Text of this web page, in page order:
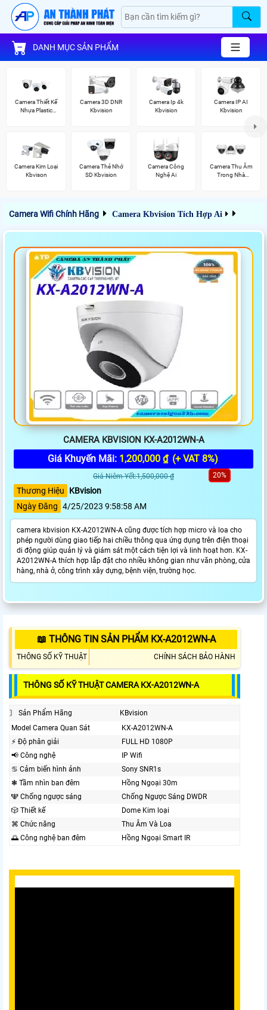
DANH MỤC SẢN PHẨM
Camera Thiết Kế
Nhựa Plastic
Camera 3D DNR
Kbvision
Camera Ip 4k
Kbvision
Camera IP AI
Kbvision
Camera Kim Loại
Kbvison
Camera Thẻ Nhớ
SD Kbvision
Camera Công
Nghệ Ai
Camera Thu Âm
Trong Nhà
Camera Wifi Chính Hãng Camera Kbvision Tích Hợp Ai
CAMERA KBVISION KX-A2012WN-A
Giá Khuyến Mãi: 1,200,000 ₫ (+ VAT 8%)
Giá Niêm Yết:1,500,000 ₫ 20%
Thương Hiệu
KBvision
Ngày Đăng 4/25/2023 9:58:58 AM
camera kbvision KX-A2012WN-A cũng được tích hợp micro và loa cho
phép người dùng giao tiếp hai chiều thông qua ứng dụng trên điện thoại
di động giúp quản lý và giám sát một cách tiện lợi và linh hoạt hơn. KX-
A2012WN-A thích hợp lắp đặt cho nhiều không gian như văn phòng, cửa
hàng, nhà ở, công trình xây dựng, bệnh viện, trường học.
📖 THÔNG TIN SẢN PHẨM KX-A2012WN-A
THÔNG SỐ KỸ THUẬT CHÍNH SÁCH BẢO HÀNH
THÔNG SỐ KỸ THUẬT CAMERA KX-A2012WN-A
〙 Sản Phẩm Hãng
KBvision
Model Camera Quan Sát
KX-A2012WN-A
️⚡ Độ phân giải
FULL HD 1080P
📢 Công nghệ
IP Wifi
♋ Cảm biến hình ảnh
Sony SNR1s
❃ Tầm nhìn ban đêm
Hồng Ngoại 30m
🕎 Chống ngược sáng
Chống Ngược Sáng DWDR
🎲 Thiết kế
Dome Kim loại
⌘ Chức năng
Thu Âm Và Loa
🌅 Công nghệ ban đêm
Hồng Ngoại Smart IR